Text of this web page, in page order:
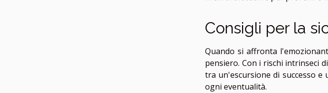
Consigli per la
Quando si affronta
pensiero. Con i rischi intrinseci
tra un'escursione di successo e
ogni eventualità.